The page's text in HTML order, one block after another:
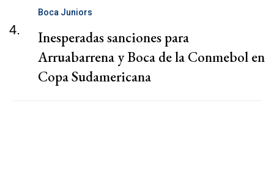
4.
Boca Juniors
Inesperadas sanciones para
Arruabarrena y Boca de la Conmebol en
Copa Sudamericana